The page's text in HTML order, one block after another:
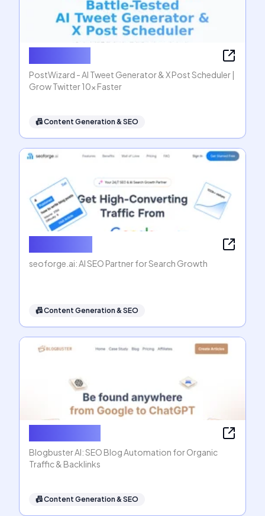
PostWizard - AI Tweet Generator & X Post Scheduler |
Grow Twitter 10x Faster
📠Content Generation & SEO
seoforge.ai: AI SEO Partner for Search Growth
📠Content Generation & SEO
Blogbuster AI: SEO Blog Automation for Organic
Traffic & Backlinks
📠Content Generation & SEO